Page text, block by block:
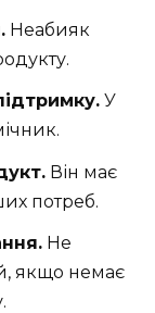
Неабияк
У
Він має
потреб.
Не
якщо немає